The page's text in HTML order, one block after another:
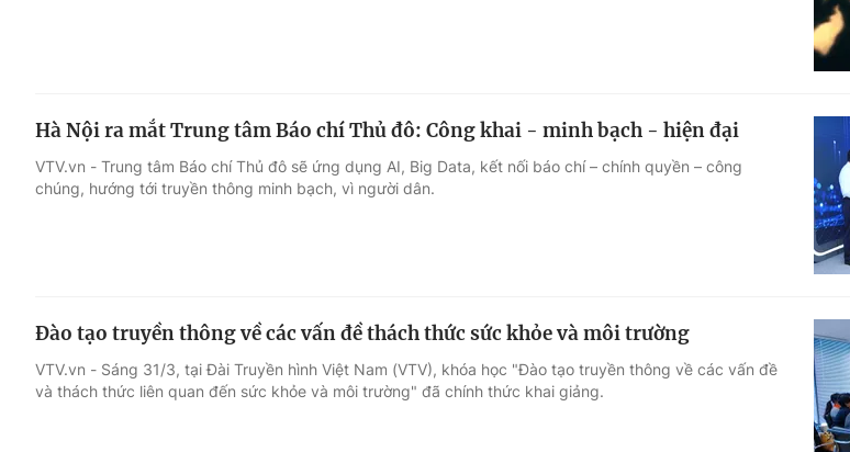
Hà Nội ra mắt Trung tâm Báo chí Thủ đô: Công khai - minh bạch - hiện đại
VTV.vn - Trung tâm Báo chí Thủ đô sẽ ứng dụng AI, Big Data, kết nối báo chí – chính quyền – công
chúng, hướng tới truyền thông minh bạch, vì người dân.
Đào tạo truyền thông về các vấn đề thách thức sức khỏe và môi trường
VTV.vn - Sáng 31/3, tại Đài Truyền hình Việt Nam (VTV), khóa học "Đào tạo truyền thông về các vấn đề
và thách thức liên quan đến sức khỏe và môi trường" đã chính thức khai giảng.